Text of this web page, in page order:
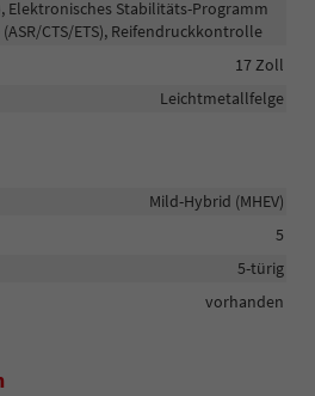
Elektronisches Stabilitäts-Programm
CTS/ETS), Reifendruckkontrolle
17 Zoll
Leichtmetallfelge
Mild-Hybrid (MHEV)
5
5-türig
vorhanden